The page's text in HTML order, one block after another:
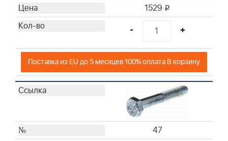
1529 i
- +
Поставка из EU до 5 месяцев 100% оплата В корзину
47